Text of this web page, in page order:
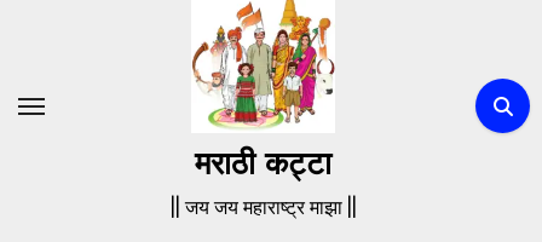
मराठी कट्टा
|| जय जय महाराष्ट्र माझा ||